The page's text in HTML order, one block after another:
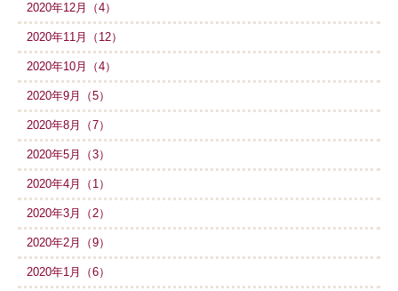
2020年12月（4）
2020年11月（12）
2020年10月（4）
2020年9月（5）
2020年8月（7）
2020年5月（3）
2020年4月（1）
2020年3月（2）
2020年2月（9）
2020年1月（6）